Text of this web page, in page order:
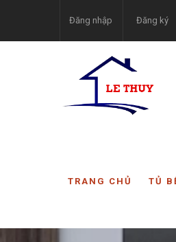
Đăng nhập Đăng ký
TRANG CHỦ TỦ